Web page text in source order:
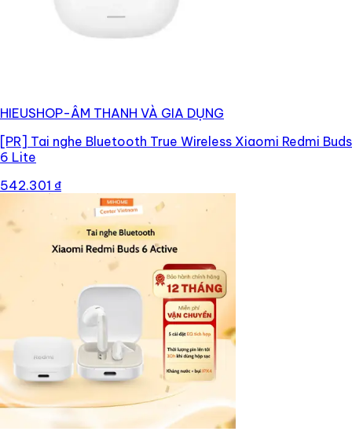
HIEUSHOP-ÂM THANH VÀ GIA DỤNG
[PR] Tai nghe Bluetooth True Wireless Xiaomi Redmi Buds
6 Lite
542.301 ₫